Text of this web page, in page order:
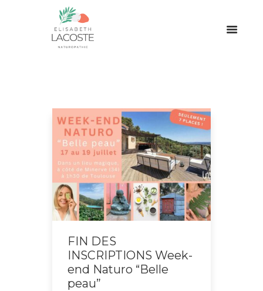
FIN DES
INSCRIPTIONS Week-
end Naturo “Belle
peau”